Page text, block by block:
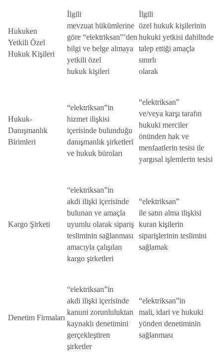
Hukuken
Yetkili Özel
Hukuk Kişileri
İlgili
mevzuat hükümlerine
göre “elektriksan”’den
bilgi ve belge almaya
yetkili özel
hukuk kişileri
İlgili
özel hukuk kişilerinin
hukuki yetkisi dahilinde
talep ettiği amaçla
sınırlı
olarak
Hukuk-
Danışmanlık
Birimleri
“elektriksan”in
hizmet ilişkisi
içerisinde bulunduğu
danışmanlık şirketleri
ve hukuk büroları
“elektriksan”
ve/veya karşı tarafın
hukuki merciler
önünden hak ve
menfaatlerin tesisi ile
yargısal işlemlerin tesisi
Kargo Şirketi
“elektriksan”in
akdi ilişki içerisinde
bulunan ve amaçla
uyumlu olarak sipariş
tesliminin sağlanması
amacıyla çalışılan
kargo şirketleri
“elektriksan”
ile satın alma ilişkisi
kuran kişilerin
siparişlerinin teslimini
sağlamak
Denetim Firmaları
“elektriksan”in
akdi ilişki içerisinde
kanuni zorunluluktan
kaynaklı denetimini
gerçekleştiren
şirketler
“elektriksan”in
mali, idari ve hukuki
yönden denetiminin
sağlanması